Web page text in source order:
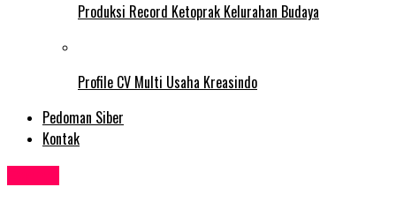
Produksi Record Ketoprak Kelurahan Budaya
Profile CV Multi Usaha Kreasindo
Pedoman Siber
Kontak